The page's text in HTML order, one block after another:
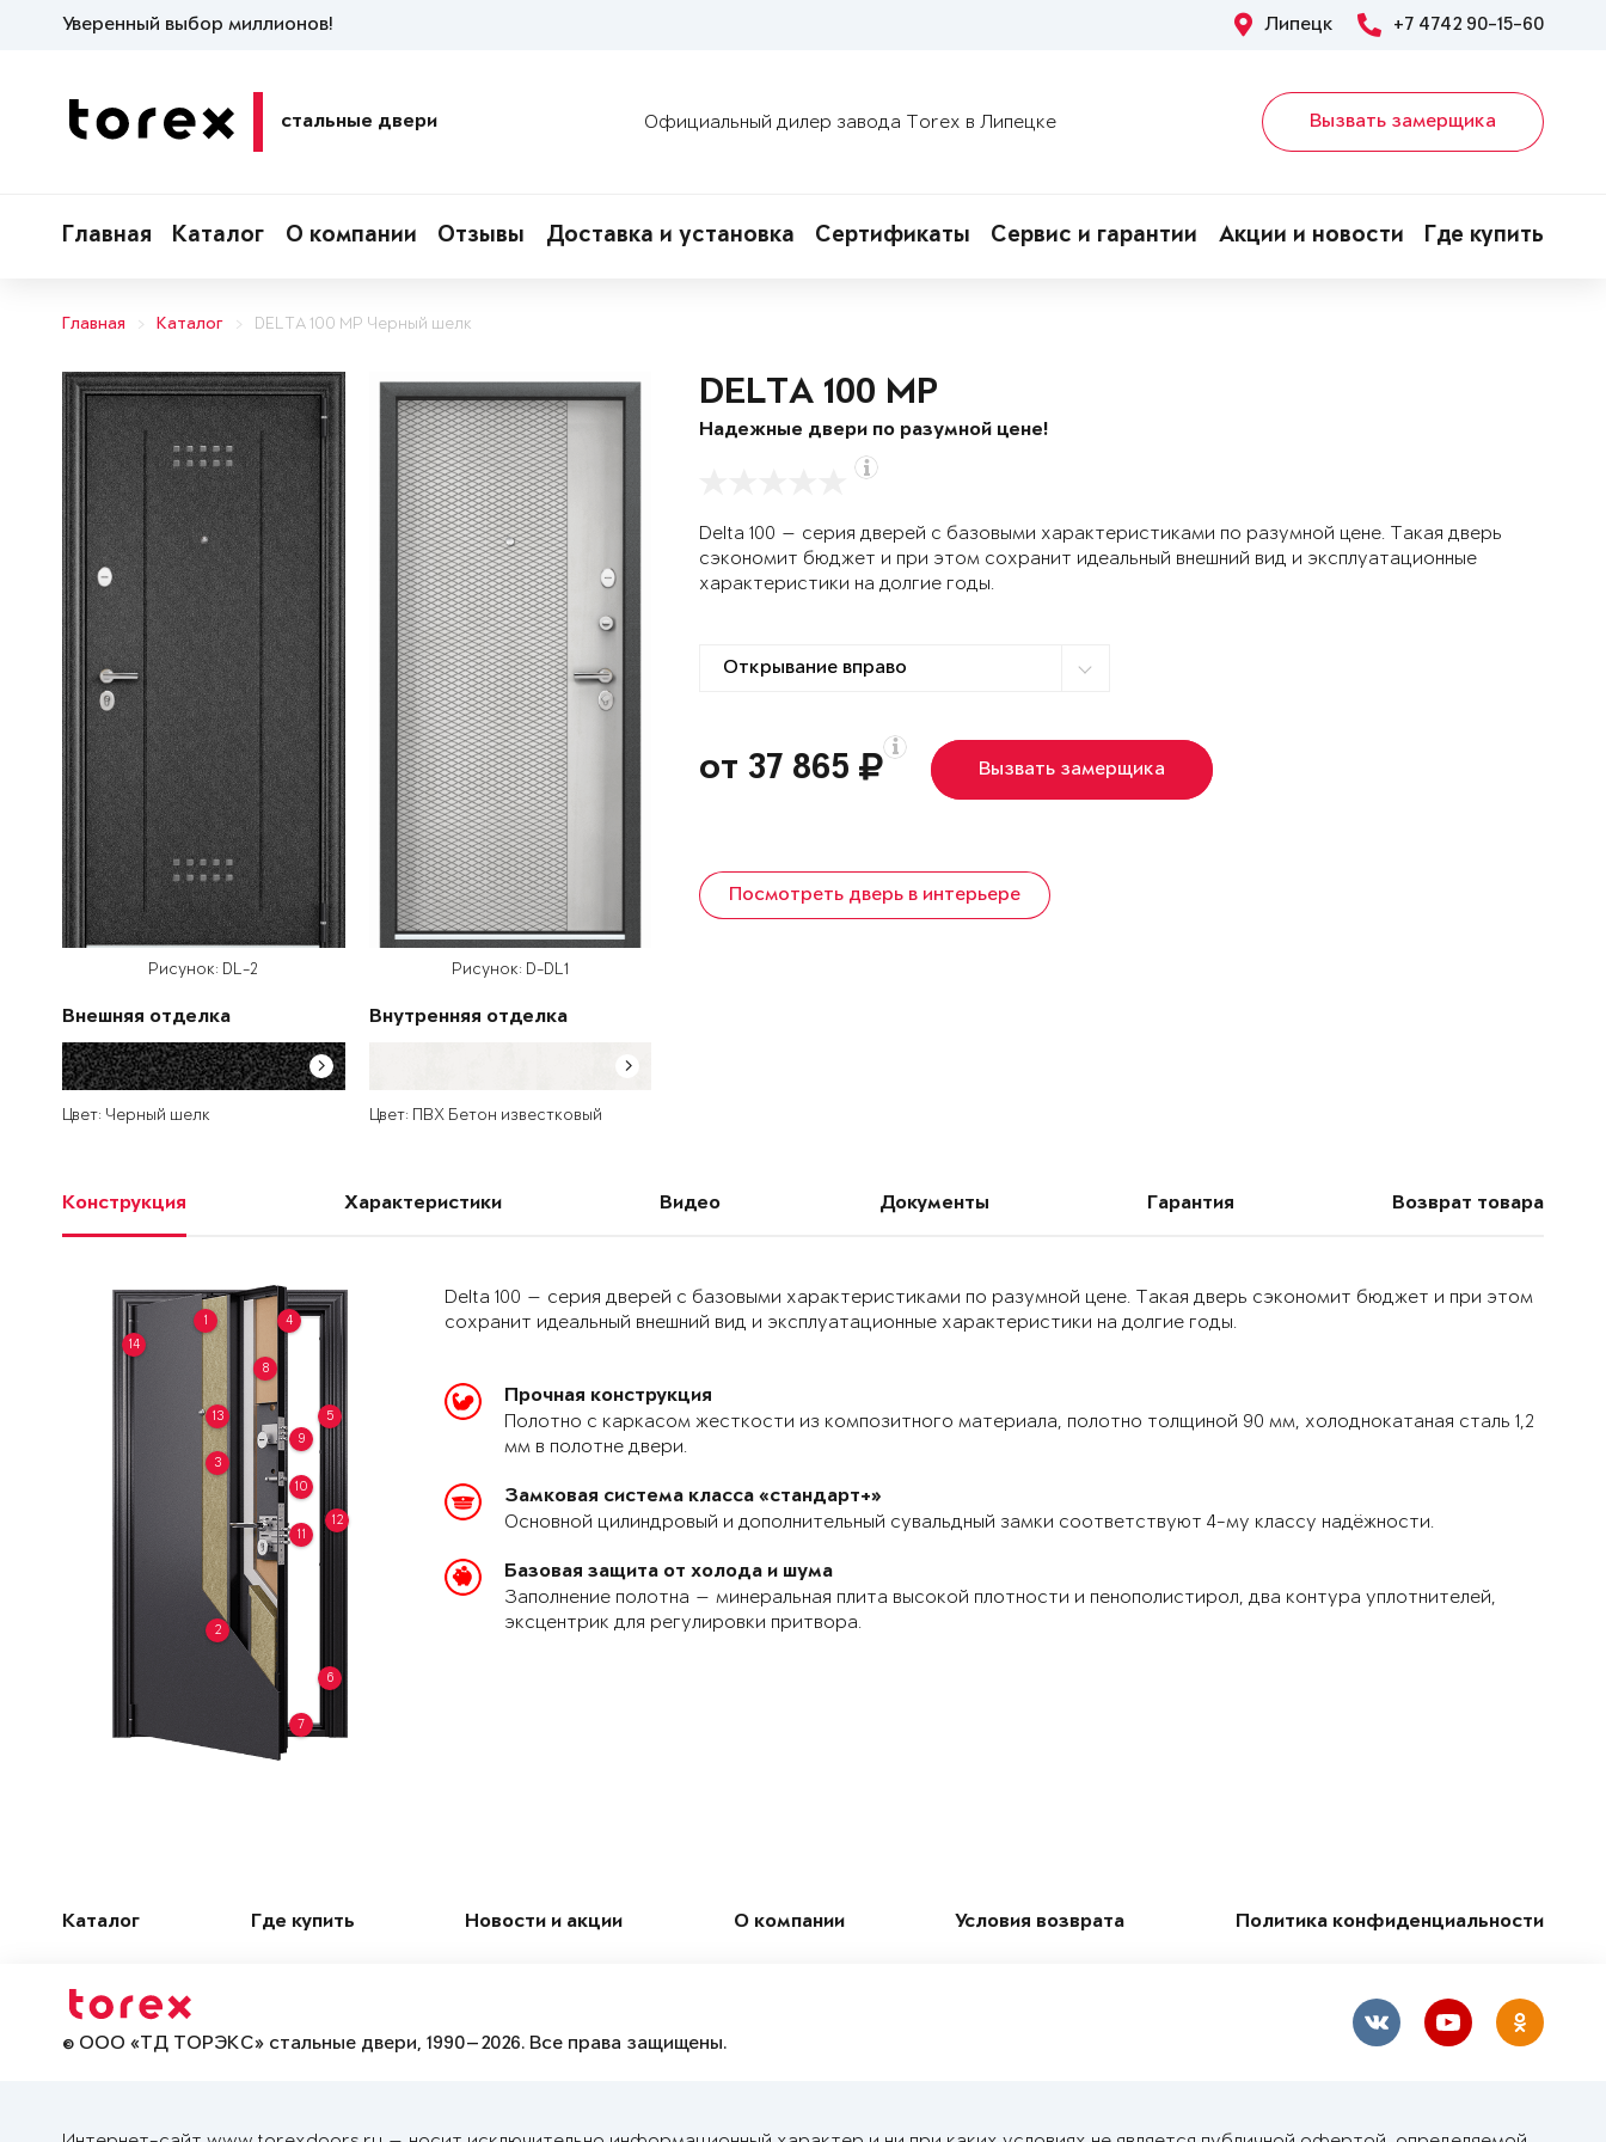
Уверенный выбор миллионов! Липецк +7 4742 90-15-60
стальные двери Официальный дилер завода Torex в Липецке Вызвать замерщика
Главная Каталог О компании Отзывы Доставка и установка Сертификаты Сервис и гарантии Акции и новости Где купить
Главная Каталог DELTA 100 MP Черный шелк
Рисунок: DL-2
Внешняя отделка
Цвет: Черный шелк
Рисунок: D-DL1
Внутренняя отделка
Цвет: ПВХ Бетон известковый
DELTA 100 MP
Надежные двери по разумной цене!
Delta 100 — серия дверей с базовыми характеристиками по разумной цене. Такая дверь
сэкономит бюджет и при этом сохранит идеальный внешний вид и эксплуатационные
характеристики на долгие годы.
от 37 865 Вызвать замерщика
Посмотреть дверь в интерьере
Конструкция Характеристики Видео Документы Гарантия Возврат товара
1
2
3
4
5
6
7
8
9
10
11
12
13
14
Delta 100 — серия дверей с базовыми характеристиками по разумной цене. Такая дверь сэкономит бюджет и при этом
сохранит идеальный внешний вид и эксплуатационные характеристики на долгие годы.
Прочная конструкция
Полотно с каркасом жесткости из композитного материала, полотно толщиной 90 мм, холоднокатаная сталь 1,2
мм в полотне двери.
Замковая система класса «стандарт+»
Основной цилиндровый и дополнительный сувальдный замки соответствуют 4-му классу надёжности.
Базовая защита от холода и шума
Заполнение полотна — минеральная плита высокой плотности и пенополистирол, два контура уплотнителей,
эксцентрик для регулировки притвора.
Каталог Где купить Новости и акции О компании Условия возврата Политика конфиденциальности
© ООО «ТД ТОРЭКС» стальные двери, 1990—2026. Все права защищены.